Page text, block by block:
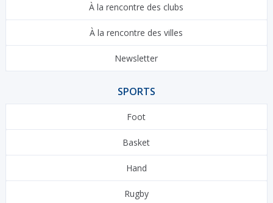
À la rencontre des clubs
À la rencontre des villes
Newsletter
SPORTS
Foot
Basket
Hand
Rugby